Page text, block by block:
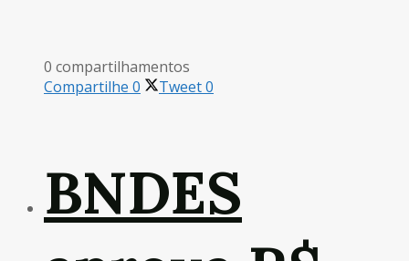
0 compartilhamentos
Compartilhe 0 Tweet0
BNDES